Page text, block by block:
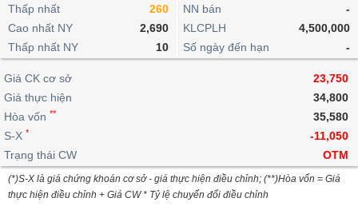
lỗ
dịch
nội
Niên
giám
Tài
liệu
cổ
Định
giá
ngoài
doanh
Top
cổ
phiếu
dịch
Chứng
quyền
quan
Thống
giao
dịch
Thống
giao
dịch
Tin
tức
Phân
tích
kỹ
thuật
trực
tuyến
Bộ
lọc
cổ
Vĩ
mô
lai
Chứng
quyền
Trái
phiếu
IR
Awards
tạo
Dịch
vụ
Thấp nhất
260
Cao nhất NY
2,690
Thấp nhất NY
10
NN bán
-
KLCPLH
4,500,000
Số ngày đến hạn
-
Giá CK cơ sở
23,750
Giá thực hiện
34,800
Hòa vốn **
35,580
S-X *
-11,050
Trạng thái CW
OTM
(*)S-X là giá chứng khoán cơ sở - giá thực hiện điều chỉnh; (**)Hòa vốn = Giá
thực hiện điều chỉnh + Giá CW * Tỷ lệ chuyển đổi điều chỉnh
BẤT
ĐỘNG
SẢN
TÀI
CHÍNH
HÀNG